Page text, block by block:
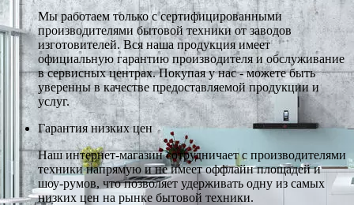
Мы работаем только с сертифицированными
производителями бытовой техники от заводов
изготовителей. Вся наша продукция имеет
официальную гарантию производителя и обслуживание
в сервисных центрах. Покупая у нас - можете быть
уверенны в качестве предоставляемой продукции и
услуг.
Гарантия низких цен
Наш интернет-магазин сотрудничает с производителями
техники напрямую и не имеет оффлайн площадей и
шоу-румов, что позволяет удерживать одну из самых
низких цен на рынке бытовой техники.